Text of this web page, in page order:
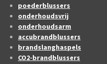
poederblussers
onderhoudsvrij
onderhoudsarm
accubrandblussers
brandslanghaspels
CO2-brandblussers